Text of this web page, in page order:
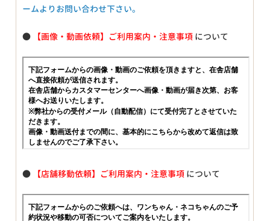
ームよりお問い合わせ下さい。
● 【画像・動画依頼】ご利用案内・注意事項 について
● 【店舗移動依頼】ご利用案内・注意事項 について